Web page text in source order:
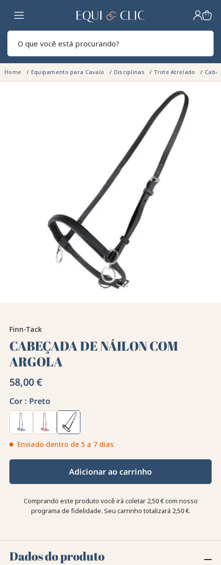
Lar
Home Equipamento para Cavalo Disciplinas Trote Atrelado
Finn-Tack
CABEÇADA DE NÁILON COM
ARGOLA
58,00 €
Cor : Preto
Enviado dentro de 5 a 7 dias
Adicionar ao carrinho
Comprando este produto você irá coletar 2,50 €com nosso
programa de fidelidade. Seu carrinho totalizará 2,50 €.
Dados do produto